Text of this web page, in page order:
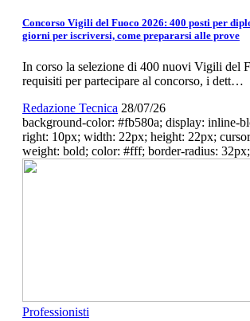
Concorso Vigili del Fuoco 2026: 400 posti per
giorni per iscriversi, come prepararsi alle prove
In corso la selezione di 400 nuovi Vigili del
requisiti per partecipare al concorso, i dett…
Redazione Tecnica 28/07/26
background-color: #fb580a; display: inline-
right: 10px; width: 22px; height: 22px;
weight: bold; color: #fff; border-radius: 32px;
Professionisti